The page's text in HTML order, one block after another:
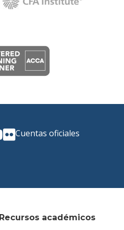
Recursos académicos
Cuentas oficiales